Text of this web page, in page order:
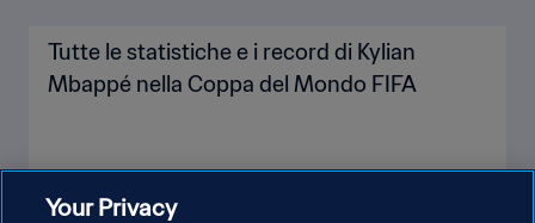
Tutte le statistiche e i record di Kylian
Mbappé nella Coppa del Mondo FIFA
Your Privacy